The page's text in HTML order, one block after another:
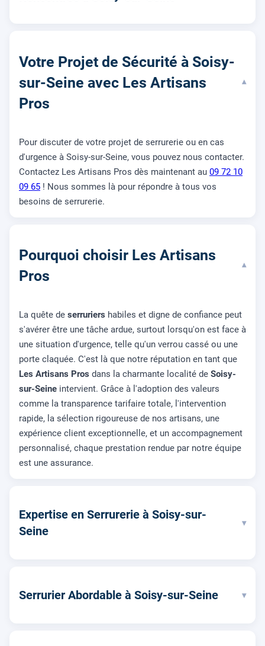
Votre Projet de Sécurité à Soisy-
sur-Seine avec Les Artisans
Pros
▾
Pour discuter de votre projet de serrurerie ou en cas
d'urgence à Soisy-sur-Seine, vous pouvez nous contacter.
Contactez Les Artisans Pros dès maintenant au 09 72 10
09 65 ! Nous sommes là pour répondre à tous vos
besoins de serrurerie.
Pourquoi choisir Les Artisans
Pros
▾
La quête de serruriers habiles et digne de confiance peut
s'avérer être une tâche ardue, surtout lorsqu'on est face à
une situation d'urgence, telle qu'un verrou cassé ou une
porte claquée. C'est là que notre réputation en tant que
Les Artisans Pros dans la charmante localité de Soisy-
sur-Seine intervient. Grâce à l'adoption des valeurs
comme la transparence tarifaire totale, l'intervention
rapide, la sélection rigoureuse de nos artisans, une
expérience client exceptionnelle, et un accompagnement
personnalisé, chaque prestation rendue par notre équipe
est une assurance.
Expertise en Serrurerie à Soisy-sur-
Seine
▾
Serrurier Abordable à Soisy-sur-Seine ▾